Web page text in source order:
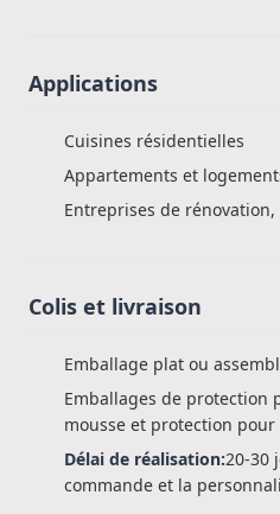
Applications
Cuisines résidentielles
Appartements et
Entreprises de
Colis et livraison
Emballage plat ou
Emballages de protection
mousse et protection pour
Délai de réalisation:20-30
commande et la